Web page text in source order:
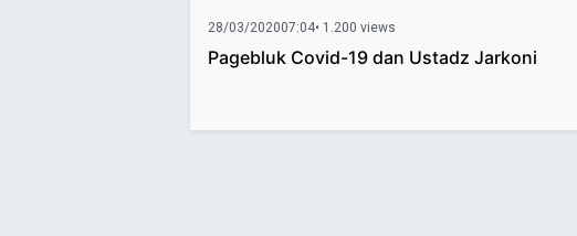
28/03/202007:04• 1.200 views
Pagebluk Covid-19 dan Ustadz Jarkoni